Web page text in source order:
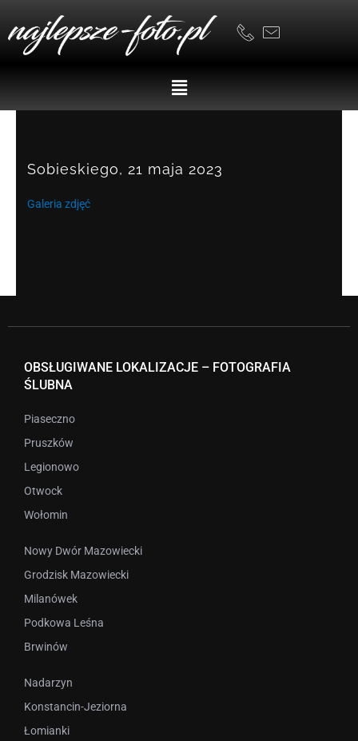
content
Menu
Sobieskiego, 21 maja 2023
Galeria zdjęć
OBSŁUGIWANE LOKALIZACJE – FOTOGRAFIA
ŚLUBNA
Piaseczno
Pruszków
Legionowo
Otwock
Wołomin
Nowy Dwór Mazowiecki
Grodzisk Mazowiecki
Milanówek
Podkowa Leśna
Brwinów
Nadarzyn
Konstancin-Jeziorna
Łomianki